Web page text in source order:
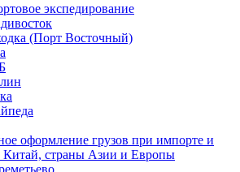
экспедирование
(Порт Восточный)
оформление грузов при импорте и
Китай, страны Азии и Европы